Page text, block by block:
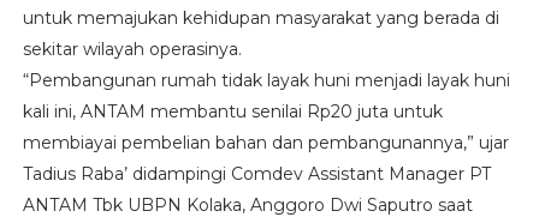
untuk memajukan kehidupan masyarakat yang berada di
sekitar wilayah operasinya.
“Pembangunan rumah tidak layak huni menjadi layak huni
kali ini, ANTAM membantu senilai Rp20 juta untuk
membiayai pembelian bahan dan pembangunannya,” ujar
Tadius Raba’ didampingi Comdev Assistant Manager PT
ANTAM Tbk UBPN Kolaka, Anggoro Dwi Saputro saat